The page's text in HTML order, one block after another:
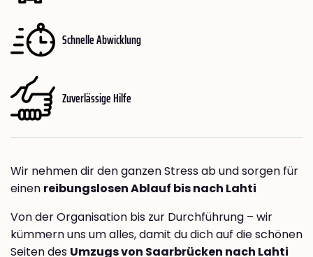
Schnelle Abwicklung
Zuverlässige Hilfe
Wir nehmen dir den ganzen Stress ab und sorgen für
einen reibungslosen Ablauf bis nach Lahti
Von der Organisation bis zur Durchführung – wir
kümmern uns um alles, damit du dich auf die schönen
Seiten des Umzugs von Saarbrücken nach Lahti